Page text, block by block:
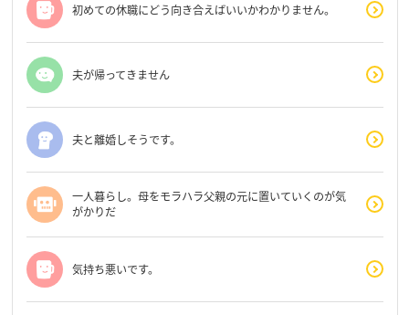
初めての休職にどう向き合えばいいかわかりません。
夫が帰ってきません
夫と離婚しそうです。
一人暮らし。母をモラハラ父親の元に置いていくのが気
がかりだ
気持ち悪いです。